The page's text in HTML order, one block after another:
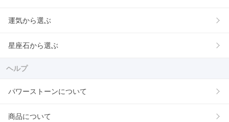
運気から選ぶ
星座石から選ぶ
ヘルプ
パワーストーンについて
商品について